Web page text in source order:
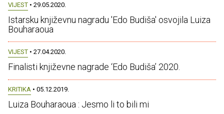
VIJEST • 29.05.2020.
Istarsku književnu nagradu 'Edo Budiša' osvojila Luiza
Bouharaoua
VIJEST • 27.04.2020.
Finalisti književne nagrade ‘Edo Budiša’ 2020.
KRITIKA • 05.12.2019.
Luiza Bouharaoua : Jesmo li to bili mi